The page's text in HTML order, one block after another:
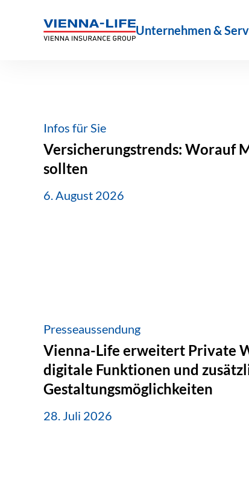
Unternehmen &
Infos für Sie
Versicherungstrends: Worauf
sollten
6. August 2026
Presseaussendung
Vienna-Life erweitert Private
digitale Funktionen und
Gestaltungsmöglichkeiten
28. Juli 2026